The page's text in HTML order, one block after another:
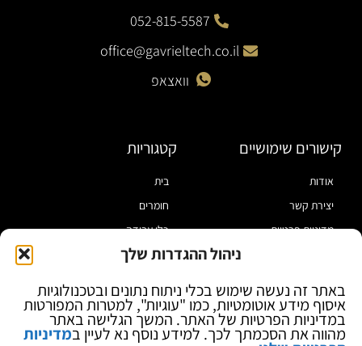
ניהול ההגדרות שלך
באתר זה נעשה שימוש בכלי ניתוח נתונים ובטכנולוגיות
איסוף מידע אוטומטיות, כמו "עוגיות", למטרות המפורטות
במדיניות הפרטיות של האתר. המשך הגלישה באתר
מהווה את הסכמתך לכך. למידע נוסף נא לעיין במדיניות
052-815-5587
office@gavrieltech.co.il
וואצאפ
קישורים שימושיים
אודות
יצירת קשר
מדיניות פרטיות
בלוג
קטגוריות
בית
חומרים
כלי עבודה
מוצרי הלחמה
ספקי כח ומודדים
ציוד אופטי להגדלה